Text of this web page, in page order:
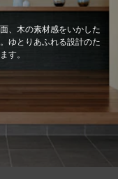
、木の素材感をいかした
ゆとりあふれる設計のた
す。